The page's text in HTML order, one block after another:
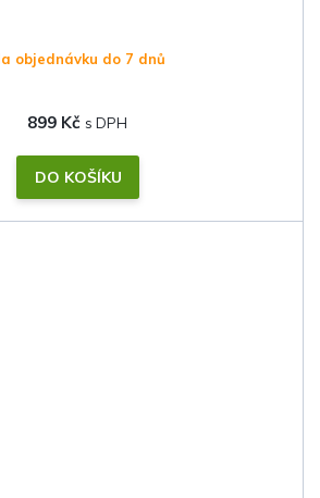
objednávku do 7 dnů
899 Kč
DO KOŠÍKU